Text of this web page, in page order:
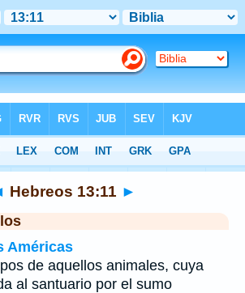
Hebreos 13:11 ►
Américas
de aquellos animales, cuya
al santuario por el sumo